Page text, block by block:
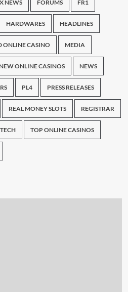
NEWS FORUMS FR1
HARDWARES HEADLINES
ONLINE CASINO MEDIA
NEW ONLINE CASINOS NEWS
PL4 PRESS RELEASES
REAL MONEY SLOTS REGISTRAR
TECH TOP ONLINE CASINOS